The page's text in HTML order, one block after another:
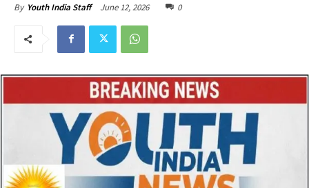
By Youth India Staff June 12, 2026 0